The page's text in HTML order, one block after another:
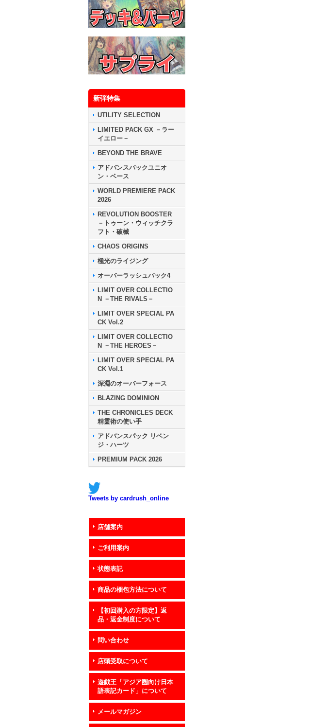
新弾特集
UTILITY SELECTION
LIMITED PACK GX －ラー
イエロー－
BEYOND THE BRAVE
アドバンスパックユニオ
ン・ベース
WORLD PREMIERE PACK
2026
REVOLUTION BOOSTER
－トゥーン・ウィッチクラ
フト・破械
CHAOS ORIGINS
極光のライジング
オーバーラッシュパック4
LIMIT OVER COLLECTIO
N －THE RIVALS－
LIMIT OVER SPECIAL PA
CK Vol.2
LIMIT OVER COLLECTIO
N －THE HEROES－
LIMIT OVER SPECIAL PA
CK Vol.1
深淵のオーバーフォース
BLAZING DOMINION
THE CHRONICLES DECK
精霊術の使い手
アドバンスパック リベン
ジ・ハーツ
PREMIUM PACK 2026
Tweets by cardrush_online
店舗案内
ご利用案内
状態表記
商品の梱包方法について
【初回購入の方限定】返
品・返金制度について
問い合わせ
店頭受取について
遊戯王「アジア圏向け日本
語表記カード」について
メールマガジン